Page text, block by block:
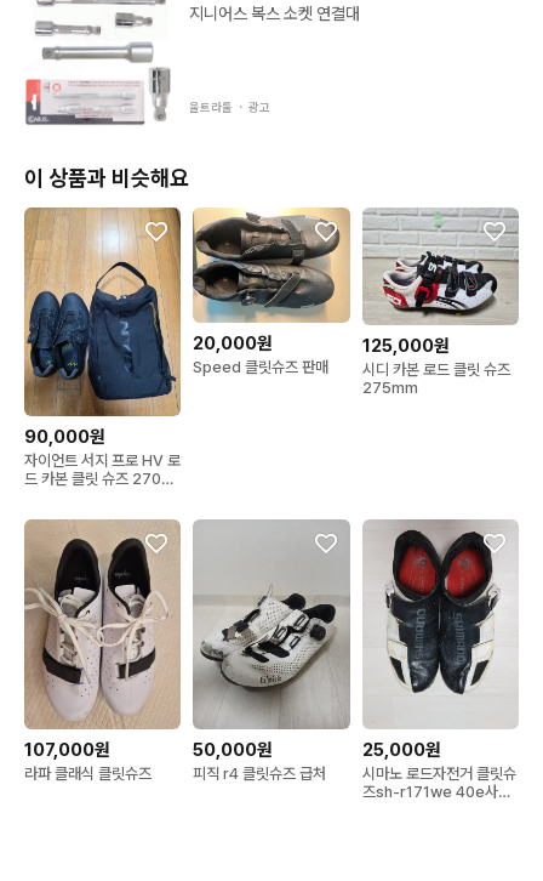
지니어스 복스 소켓 연결대
울트라툴 ・ 광고
이 상품과 비슷해요
90,000원
자이언트 서지 프로 HV 로
드 카본 클릿 슈즈 270사
20,000원
Speed 클릿슈즈 판매
125,000원
시디 카본 로드 클릿 슈즈
275mm
107,000원
라파 클래식 클릿슈즈
50,000원
피직 r4 클릿슈즈 급처
25,000원
시마노 로드자전거 클릿슈
즈sh-r171we 40e사이